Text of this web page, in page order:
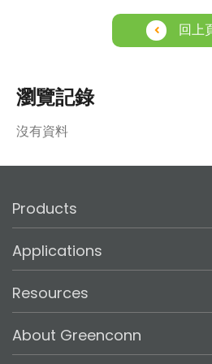
回上
瀏覽記錄
沒有資料
Products
Applications
Resources
About Greenconn